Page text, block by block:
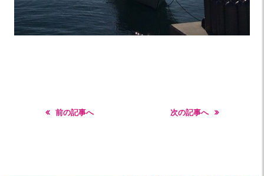
前の記事へ 次の記事へ